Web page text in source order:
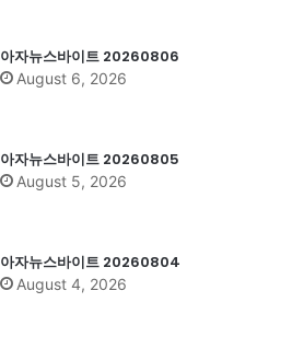
아자뉴스바이트 20260806
August 6, 2026
아자뉴스바이트 20260805
August 5, 2026
아자뉴스바이트 20260804
August 4, 2026